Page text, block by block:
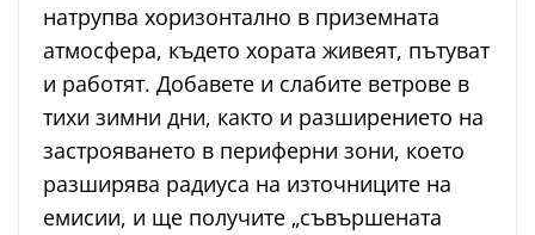
натрупва хоризонтално в приземната
атмосфера, където хората живеят, пътуват
и работят. Добавете и слабите ветрове в
тихи зимни дни, както и разширението на
застрояването в периферни зони, което
разширява радиуса на източниците на
емисии, и ще получите „съвършената